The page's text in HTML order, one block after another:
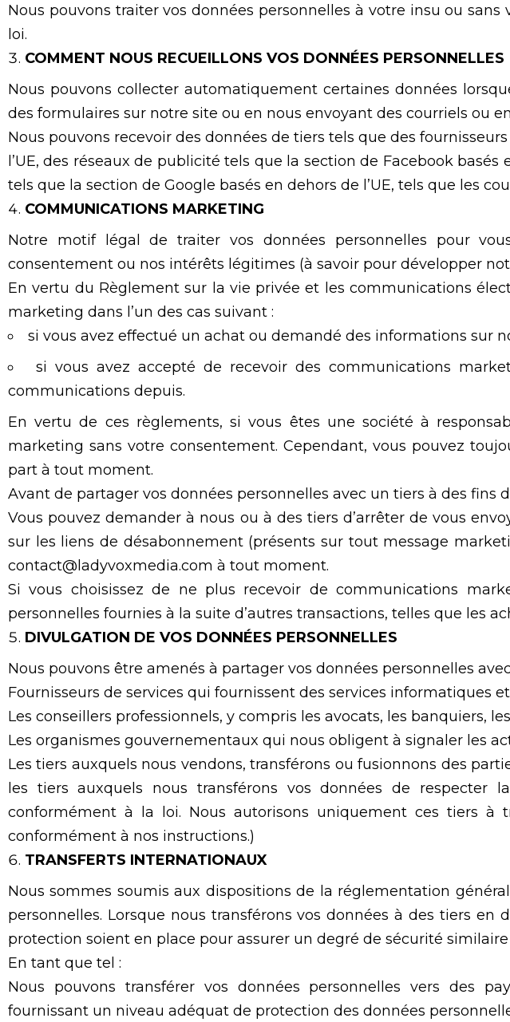
Nous pouvons traiter vos données personnelles à votre insu ou
loi.
COMMENT NOUS RECUEILLONS VOS DONNÉES PERSONNELLES
Nous pouvons collecter automatiquement certaines données
des formulaires sur notre site ou en nous envoyant des courriels ou
Nous pouvons recevoir des données de tiers tels que des
l’UE, des réseaux de publicité tels que la section de Facebook
tels que la section de Google basés en dehors de l’UE, tels que les
COMMUNICATIONS MARKETING
Notre motif légal de traiter vos données personnelles pour
consentement ou nos intérêts légitimes (à savoir pour développer
En vertu du Règlement sur la vie privée et les communications
marketing dans l’un des cas suivant :
si vous avez effectué un achat ou demandé des informations sur
si vous avez accepté de recevoir des communications
communications depuis.
En vertu de ces règlements, si vous êtes une société à
marketing sans votre consentement. Cependant, vous pouvez
part à tout moment.
Avant de partager vos données personnelles avec un tiers à des
Vous pouvez demander à nous ou à des tiers d’arrêter de vous
sur les liens de désabonnement (présents sur tout message
contact@ladyvoxmedia.com à tout moment.
Si vous choisissez de ne plus recevoir de communications
personnelles fournies à la suite d’autres transactions, telles que les
DIVULGATION DE VOS DONNÉES PERSONNELLES
Nous pouvons être amenés à partager vos données personnelles
Fournisseurs de services qui fournissent des services informatiques
Les conseillers professionnels, y compris les avocats, les banquiers,
Les organismes gouvernementaux qui nous obligent à signaler les
Les tiers auxquels nous vendons, transférons ou fusionnons des
les tiers auxquels nous transférons vos données de respecter
conformément à la loi. Nous autorisons uniquement ces tiers à
conformément à nos instructions.)
TRANSFERTS INTERNATIONAUX
Nous sommes soumis aux dispositions de la réglementation
personnelles. Lorsque nous transférons vos données à des tiers en
protection soient en place pour assurer un degré de sécurité
En tant que tel :
Nous pouvons transférer vos données personnelles vers des
fournissant un niveau adéquat de protection des données